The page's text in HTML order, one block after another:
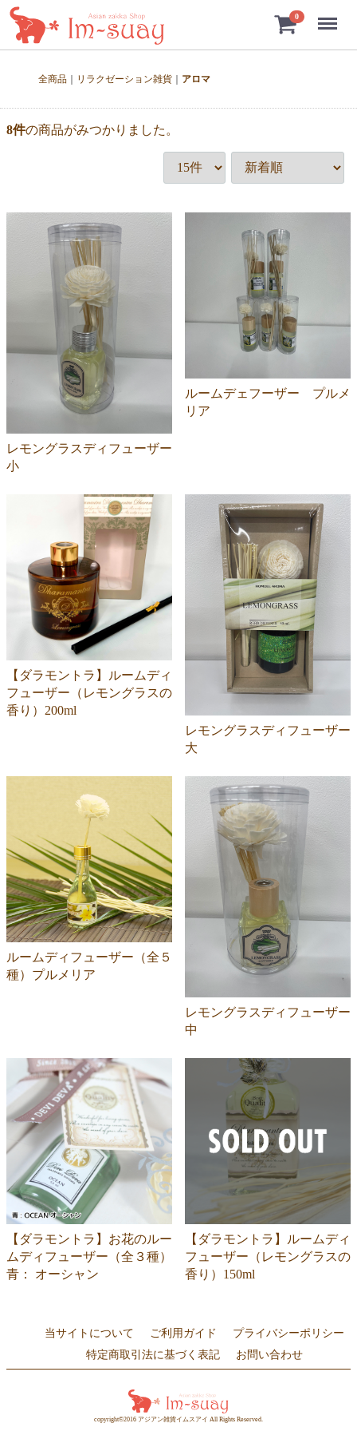
0 Menu
全商品 リラクゼーション雑貨 アロマ
8件の商品がみつかりました。
レモングラスディフューザー
小
ルームデェフーザー プルメ
リア
【ダラモントラ】ルームディ
フューザー（レモングラスの
香り）200ml
レモングラスディフューザー
大
ルームディフューザー（全５
種）プルメリア
レモングラスディフューザー
中
【ダラモントラ】お花のルー
ムディフューザー（全３種）
青： オーシャン
【ダラモントラ】ルームディ
フューザー（レモングラスの
香り）150ml
当サイトについて ご利用ガイド
プライバシーポリシー
特定商取引法に基づく表記
お問い合わせ
copyright©2016 アジアン雑貨イムスアイ All Rights Reserved.